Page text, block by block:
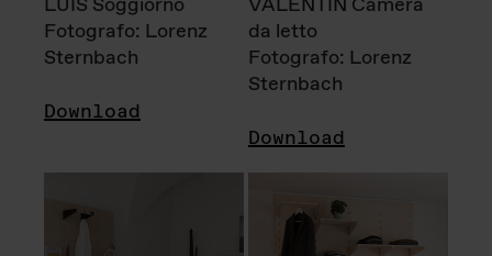
Fotografo: Lorenz
Sternbach
Download
da letto
Fotografo: Lorenz
Sternbach
Download